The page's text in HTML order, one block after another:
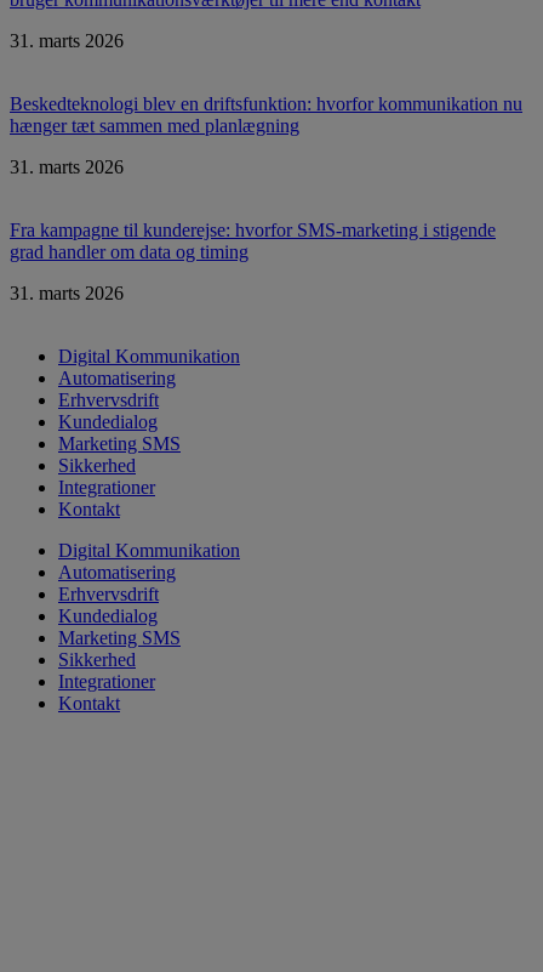
31. marts 2026
Beskedteknologi blev en driftsfunktion: hvorfor kommunikation nu
hænger tæt sammen med planlægning
31. marts 2026
Fra kampagne til kunderejse: hvorfor SMS-marketing i stigende
grad handler om data og timing
31. marts 2026
Digital Kommunikation
Automatisering
Erhvervsdrift
Kundedialog
Marketing SMS
Sikkerhed
Integrationer
Kontakt
Digital Kommunikation
Automatisering
Erhvervsdrift
Kundedialog
Marketing SMS
Sikkerhed
Integrationer
Kontakt